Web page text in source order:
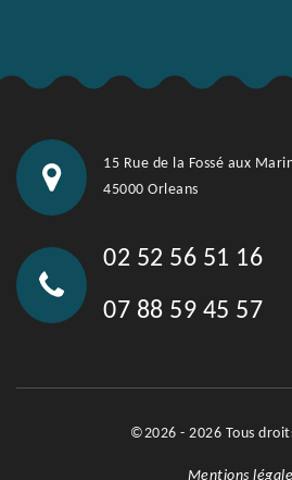
15 Rue de la Fossé aux
45000 Orleans
02 52 56 51 16
07 88 59 45 57
©2026 - 2026 Tous
Mentions